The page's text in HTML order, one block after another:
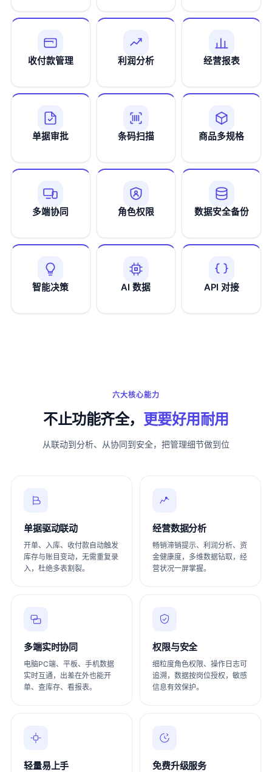
收付款管理 利润分析 经营报表
单据审批 条码扫描 商品多规格
多端协同 角色权限 数据安全备份
智能决策 AI 数据 API 对接
六大核心能力
不止功能齐全， 更要好用耐用
从联动到分析、从协同到安全，把管理细节做到位
单据驱动联动
开单、入库、收付款自动触发
库存与账目变动，无需重复录
入，杜绝多表割裂。
经营数据分析
畅销滞销提示、利润分析、资
金健康度，多维数据钻取，经
营状况一屏掌握。
多端实时协同
电脑PC端、平板、手机数据
实时互通，出差在外也能开
单、查库存、看报表。
权限与安全
细粒度角色权限、操作日志可
追溯，数据按岗位授权，敏感
信息有效保护。
轻量易上手 免费升级服务